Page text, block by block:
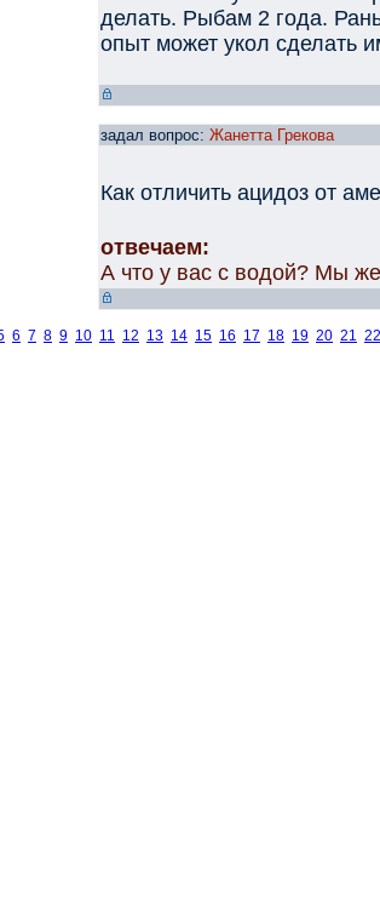
делать. Рыбам 2 года.
опыт может укол сделать
задал вопрос: Жанетта Грекова
Как отличить ацидоз от
отвечаем:
А что у вас с водой? Мы
6 7 8 9 10 11 12 13 14 15 16 17 18 19 20 21 22